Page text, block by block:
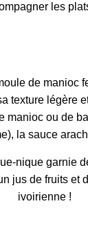
les
de
texture légère
manioc ou de
la sauce